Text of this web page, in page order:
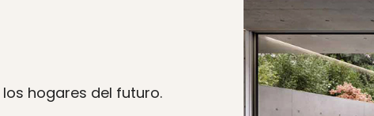
Calefacción y climatización
Carpintería
Fontanería
Ropa laboral y seguridad
Materiales de construcción
hogares del futuro.